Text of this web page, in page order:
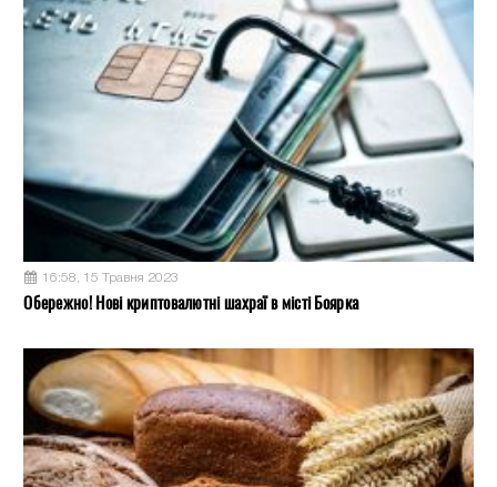
16:58, 15 Травня 2023
Обережно! Нові криптовалютні шахраї в місті Боярка